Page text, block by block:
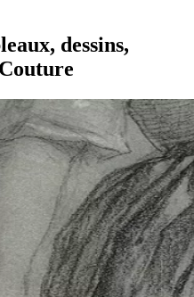
dessins,